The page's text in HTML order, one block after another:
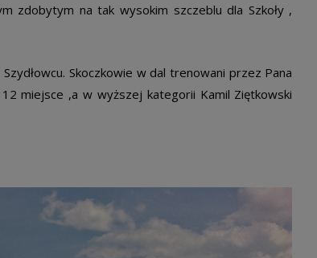
zdobytym na tak wysokim szczeblu dla Szkoły ,
Skoczkowie w dal trenowani przez Pana
miejsce ,a w wyższej kategorii Kamil Ziętkowski